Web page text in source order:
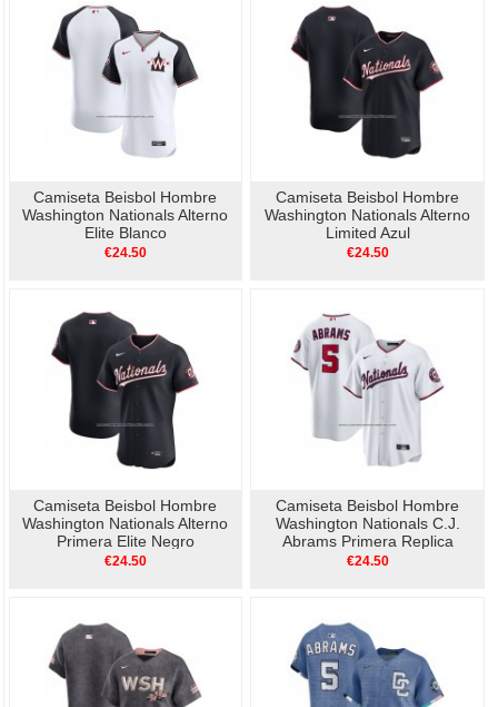
Camiseta Beisbol Hombre
Washington Nationals Alterno
Elite Blanco
€24.50
Camiseta Beisbol Hombre
Washington Nationals Alterno
Limited Azul
€24.50
Camiseta Beisbol Hombre
Washington Nationals Alterno
Primera Elite Negro
€24.50
Camiseta Beisbol Hombre
Washington Nationals C.J.
Abrams Primera Replica
Blanco
€24.50